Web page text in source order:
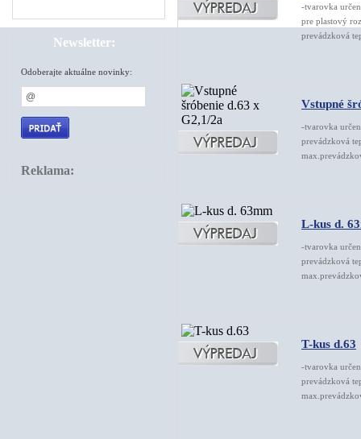
Newsletter:
Odoberajte aktuálne novinky:
Reklama:
-tvarovka
pre plastový
prevádzková
Vstupné
-tvarovka
prevádzková
L-kus d.
-tvarovka
prevádzková
T-kus d.63
-tvarovka
prevádzková